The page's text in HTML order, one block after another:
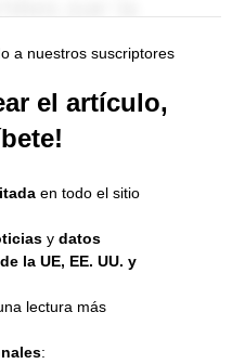
a nuestros suscriptores
el artículo,
en todo el sitio
y datos
la UE, EE. UU. y
lectura más
: